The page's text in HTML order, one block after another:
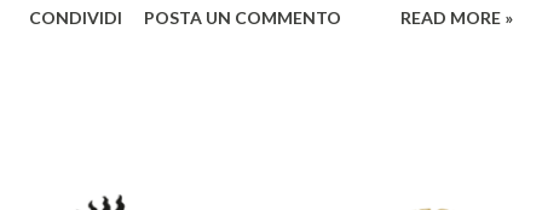
rendono un'opera fondamentale per il periodo. Marino fu
abbracciando invece i principi del Barocco: l'arte come
CONDIVIDI POSTA UN COMMENTO READ MORE »